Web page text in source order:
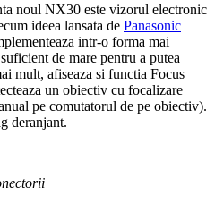
noul NX30 este vizorul electronic
ideea lansata de Panasonic
intr-o forma mai
de mare pentru a putea
mult, afiseaza si functia Focus
un obiectiv cu focalizare
pe comutatorul de pe obiectiv).
deranjant.